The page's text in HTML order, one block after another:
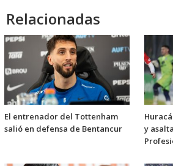
Relacionadas
El entrenador del Tottenham
salió en defensa de Bentancur
y